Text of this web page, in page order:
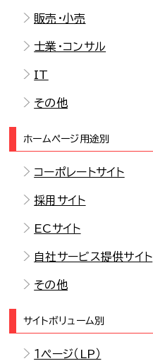
販売・小売
士業・コンサル
IT
その他
ホームページ用途別
コーポレートサイト
採用サイト
ECサイト
自社サービス提供サイト
その他
サイトボリューム別
１ページ（LP）